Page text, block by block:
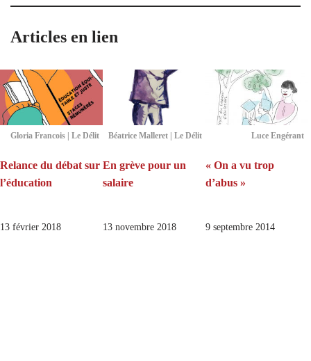
Articles en lien
Gloria Francois | Le Délit
Relance du débat sur
l’éducation
13 février 2018
Béatrice Malleret | Le Délit
En grève pour un
salaire
13 novembre 2018
Luce Engérant
« On a vu trop
d’abus »
9 septembre 2014